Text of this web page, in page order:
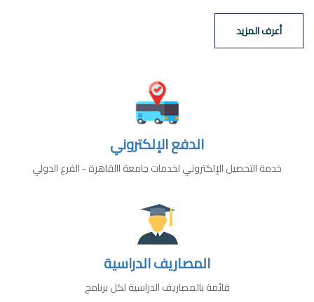
أعرف المزيد
الدفع الإلكتروني
خدمة التحصيل الإلكتروني لخدمات جامعة االقاهرة - الفرع الدولي
المصاريف الدراسية
قائمة بالمصاريف الدراسية لكل برنامج